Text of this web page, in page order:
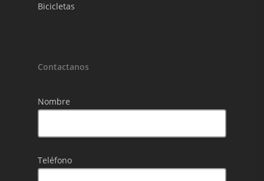
Bicicletas
Contactanos
Nombre
Teléfono